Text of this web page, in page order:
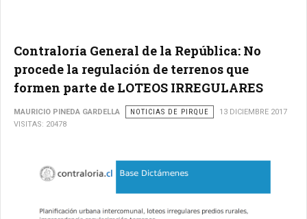
Contraloría General de la República: No
procede la regulación de terrenos que
formen parte de LOTEOS IRREGULARES
MAURICIO PINEDA GARDELLA NOTICIAS DE PIRQUE
13 DICIEMBRE 2017
VISITAS: 20478